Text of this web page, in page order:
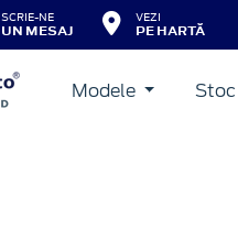
SCRIE-NE
UN MESAJ
VEZI
PE HARTĂ
Modele Stoc